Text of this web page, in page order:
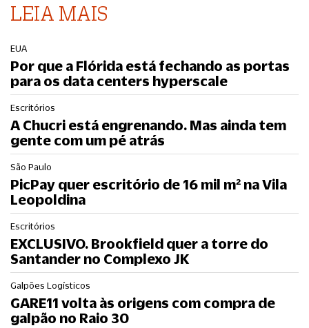
LEIA MAIS
EUA
Por que a Flórida está fechando as portas
para os data centers hyperscale
Escritórios
A Chucri está engrenando. Mas ainda tem
gente com um pé atrás
São Paulo
PicPay quer escritório de 16 mil m² na Vila
Leopoldina
Escritórios
EXCLUSIVO. Brookfield quer a torre do
Santander no Complexo JK
Galpões Logísticos
GARE11 volta às origens com compra de
galpão no Raio 30